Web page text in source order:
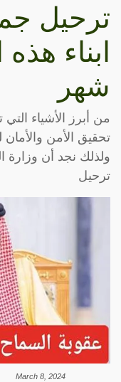
ترحيل
ابناء
شهر
من أبرز الأشياء
تحقيق الأمن والأمان
ولذلك نجد أن وزارة
ترحيل
March 8, 2024